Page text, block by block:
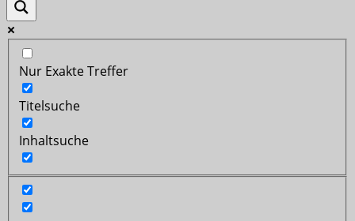
Nur Exakte Treffer
Titelsuche
Inhaltsuche